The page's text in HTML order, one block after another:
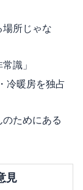
場所じゃな
識」
冷暖房を独占
のためにある
見